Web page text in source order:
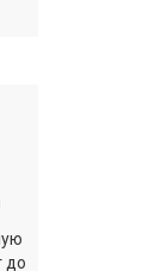
до